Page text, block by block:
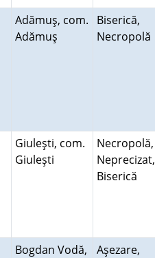
Adămuş, com.
Adămuş
Biserică,
Necropolă
Giuleşti, com.
Giuleşti
Necropolă,
Neprecizat,
Biserică
Bogdan Vodă,
Aşezare,